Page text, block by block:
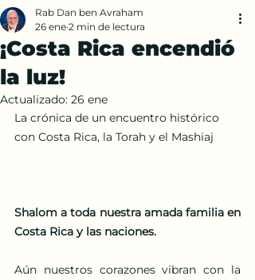
¡Costa Rica encendió
la luz!
Rab Dan ben Avraham
26 ene 2 min de lectura
Actualizado: 26 ene
La crónica de un encuentro histórico
con Costa Rica, la Torah y el Mashiaj
Shalom a toda nuestra amada familia en
Costa Rica y las naciones.
Aún nuestros corazones vibran con la